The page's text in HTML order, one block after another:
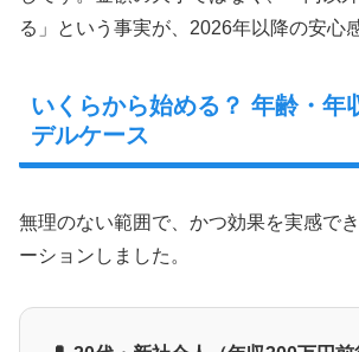
る」という事実が、2026年以降の安心
いくらから始める？ 年齢・年
デルケース
無理のない範囲で、かつ効果を実感で
ーションしました。